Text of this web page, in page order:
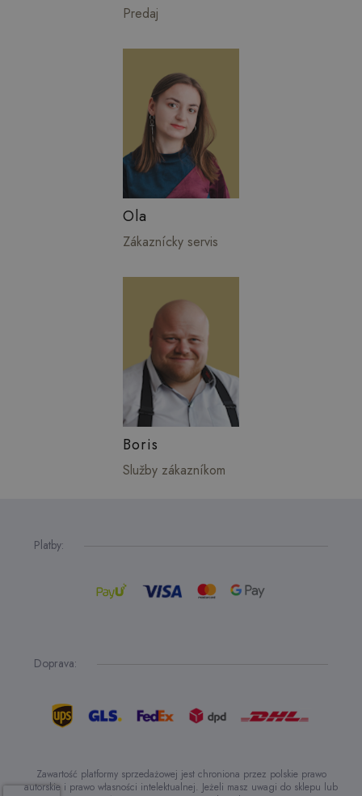
Predaj
Ola
Zákaznícky servis
Boris
Služby zákazníkom
Platby:
Doprava:
Zawartość platformy sprzedażowej jest chroniona przez polskie prawo
autorskie i prawo własności intelektualnej. Jeżeli masz uwagi do sklepu lub